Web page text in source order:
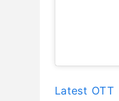
Latest OTT